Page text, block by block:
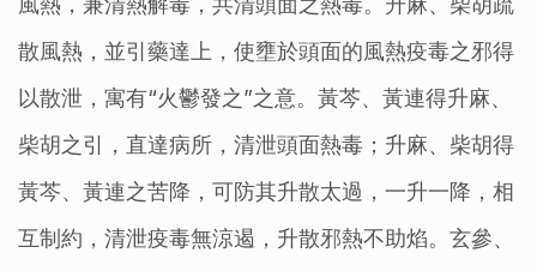
散風熱，並引藥達上，使壅於頭面的風熱疫毒之邪得
以散泄，寓有“火鬱發之”之意。黃芩、黃連得升麻、
柴胡之引，直達病所，清泄頭面熱毒；升麻、柴胡得
黃芩、黃連之苦降，可防其升散太過，一升一降，相
互制約，清泄疫毒無涼遏，升散邪熱不助焰。玄參、